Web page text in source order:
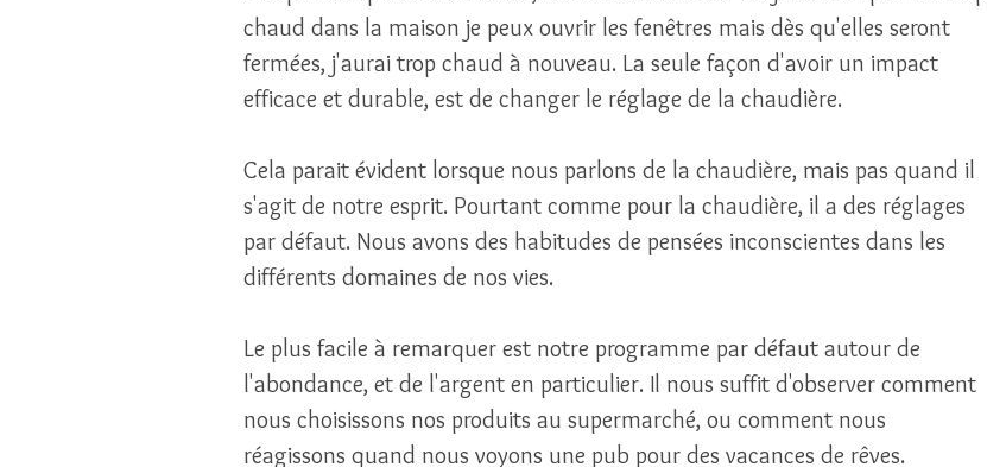
chaud dans la maison je peux ouvrir les fenêtres mais dès qu'elles seront
fermées, j'aurai trop chaud à nouveau. La seule façon d'avoir un impact
efficace et durable, est de changer le réglage de la chaudière.
Cela parait évident lorsque nous parlons de la chaudière, mais pas quand il
s'agit de notre esprit. Pourtant comme pour la chaudière, il a des réglages
par défaut. Nous avons des habitudes de pensées inconscientes dans les
différents domaines de nos vies.
Le plus facile à remarquer est notre programme par défaut autour de
l'abondance, et de l'argent en particulier. Il nous suffit d'observer comment
nous choisissons nos produits au supermarché, ou comment nous
réagissons quand nous voyons une pub pour des vacances de rêves.